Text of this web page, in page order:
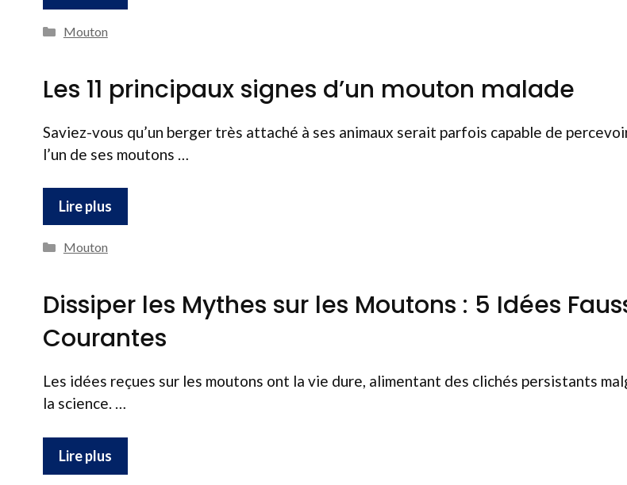
Catégories
Mouton
Les 11 principaux signes d’un mouton malade
Saviez-vous qu’un berger très attaché à ses animaux serait parfois capable de
l’un de ses moutons …
Lire plus
Catégories
Mouton
Dissiper les Mythes sur les Moutons : 5 Idées
Courantes
Les idées reçues sur les moutons ont la vie dure, alimentant des clichés persistants
la science. …
Lire plus